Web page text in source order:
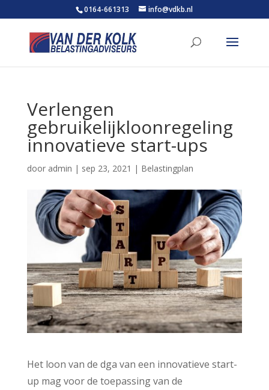
0164-661313 info@vdkb.nl
Verlengen
gebruikelijkloonregeling
innovatieve start-ups
door admin | sep 23, 2021 | Belastingplan
Het loon van de dga van een innovatieve start-
up mag voor de toepassing van de